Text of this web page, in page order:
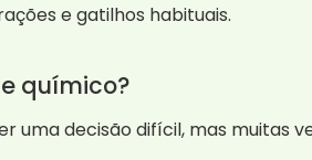
e gatilhos habituais.
químico?
uma decisão difícil, mas muitas